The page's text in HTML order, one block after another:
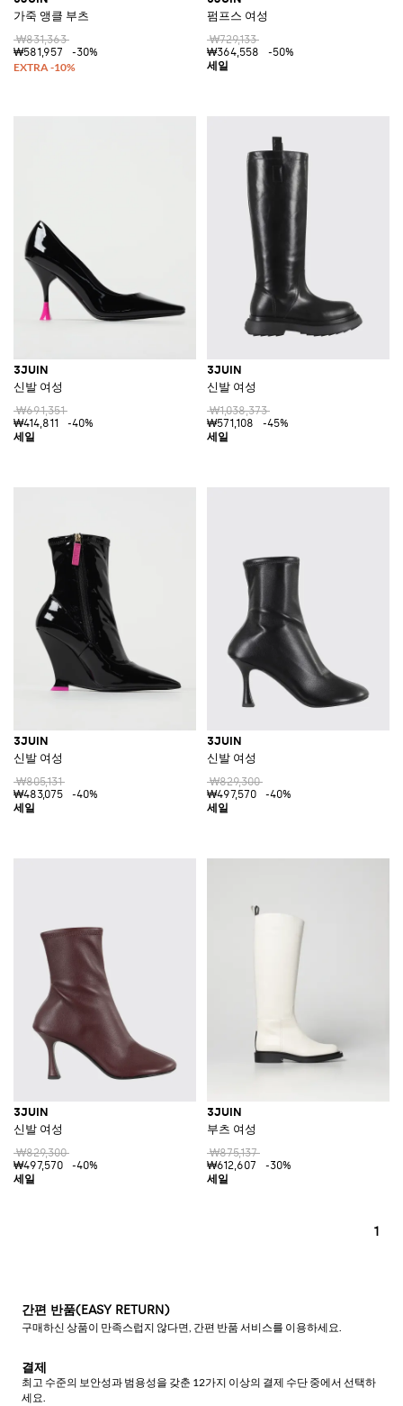
가죽 앵클 부츠
₩831,363
₩581,957
-30%
펌프스 여성
₩729,133
₩364,558
-50%
3JUIN
신발 여성
₩691,351
₩414,811
-40%
3JUIN
신발 여성
₩1,038,373
₩571,108
-45%
3JUIN
신발 여성
₩805,131
₩483,075
-40%
3JUIN
신발 여성
₩829,300
₩497,570
-40%
3JUIN
신발 여성
₩829,300
₩497,570
-40%
3JUIN
부츠 여성
₩875,137
₩612,607
-30%
1
간편 반품(EASY RETURN)
구매하신 상품이 만족스럽지 않다면, 간편 반품 서비스를 이용하세요.
결제
최고 수준의 보안성과 범용성을 갖춘 12가지 이상의 결제 수단 중에서 선택하
세요.